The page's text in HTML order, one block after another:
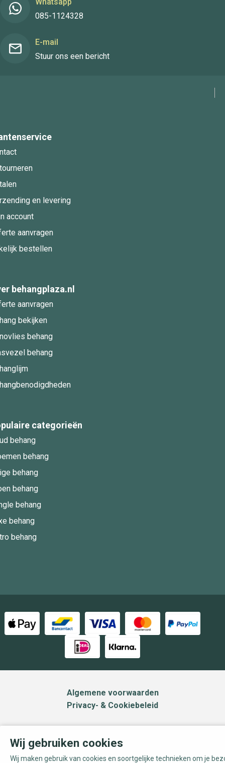
Whatsapp
085-1124328
E-mail
Stuur ons een bericht
en levering
account
aanvragen
bestellen
behangplaza.nl
aanvragen
bekijken
behang
behang
categorieën
behang
behang
behang
behang
behang
behang
behang
Algemene voorwaarden
Privacy- & Cookiebeleid
Wij gebruiken cookies
Wij maken gebruik van cookies en soortgelijke technieken om je